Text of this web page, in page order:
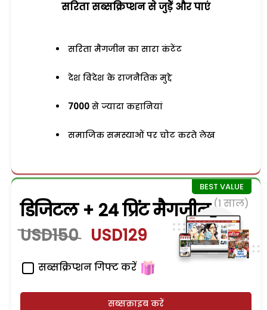
सरिता सब्सक्रिप्शन से जुड़ेें और पाएं
सरिता मैगजीन का सारा कंटेंट
देश विदेश के राजनैतिक मुद्दे
7000 से ज्यादा कहानियां
समाजिक समस्याओं पर चोट करते लेख
डिजिटल + 24 प्रिंट मैगजीन (1 साल)
USD150 USD129
सब्सक्रिप्शन गिफ्ट करें
सब्सक्राइब करें